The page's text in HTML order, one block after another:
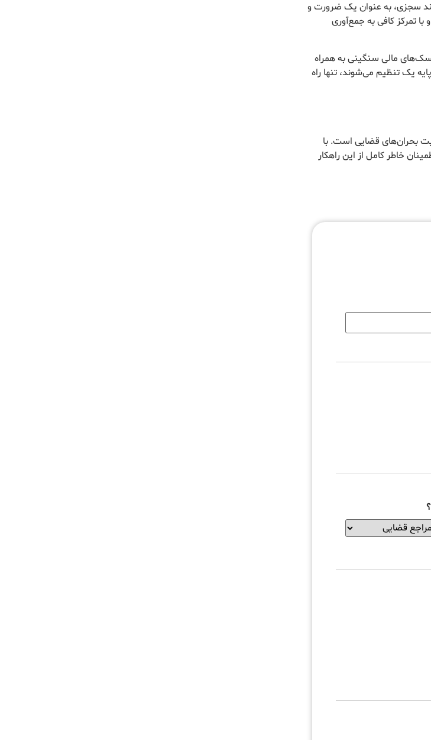
سجزی، به عنوان یک ضرورت و
با تمرکز کافی به جمع‌آوری
مالی سنگینی به همراه
یک تنظیم می‌شوند، تنها راه
بحران‌های قضایی است. با
خاطر کامل از این راهکار